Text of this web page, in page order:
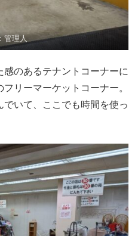
管理人
のあるテナントコーナーに
リーマーケットコーナー。
いて、ここでも時間を使っ